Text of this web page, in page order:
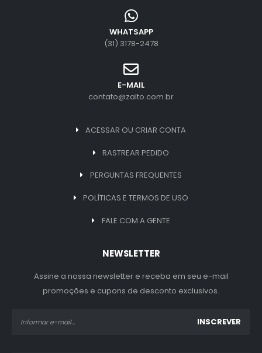
WHATSAPP
(31) 3178-2478
E-MAIL
contato@zalto.com.br
ACESSAR OU CRIAR CONTA
RASTREAR PEDIDO
PERGUNTAS FREQUENTES
POLÍTICAS E TERMOS DE USO
FALE COM A GENTE
NEWSLETTER
Assine a nossa newsletter e receba em seu e-mail
promoções e cupons de desconto exclusivos.